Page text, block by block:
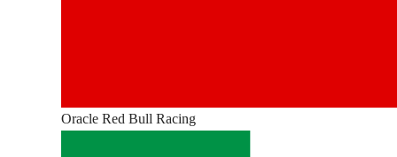
Oracle Red Bull Racing